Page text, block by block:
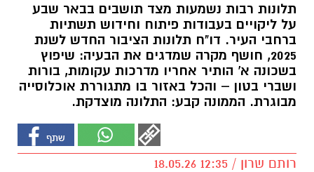
תלונות רבות נשמעות מצד תושבים בבאר שבע
על ליקויים בעבודות פיתוח וחידוש תשתיות
ברחבי העיר. דו"ח תלונות הציבור החדש לשנת
2025, חושף מקרה שמדגים את הבעיה: שיפוץ
בשכונה א' הותיר אחריו מדרכות עקומות, בורות
ושברי בטון – והכל באזור בו מתגוררת אוכלוסייה
מבוגרת. הממונה קבע: התלונה מוצדקת.
רותם שרון / 12:35 18.05.26